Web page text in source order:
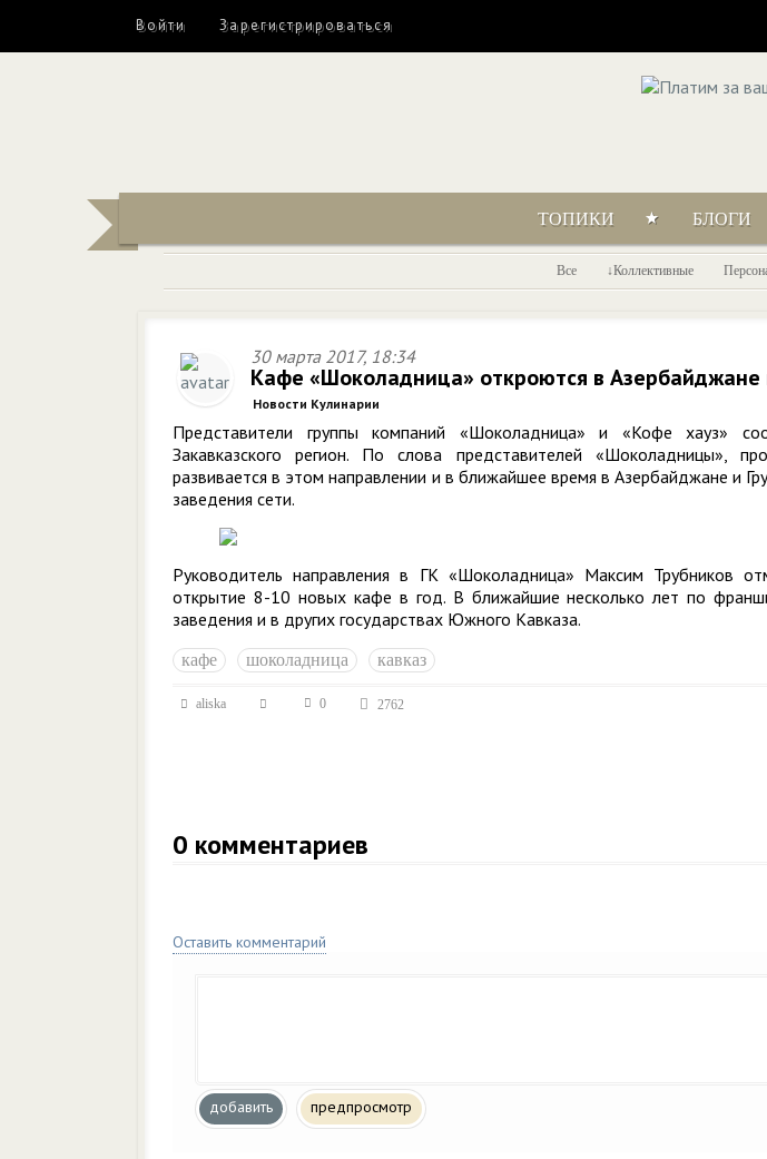
Войти Зарегистрироваться
ТОПИКИ БЛОГИ
Все Коллективные
30 марта 2017, 18:34
Кафе «Шоколадница» откроются в Азербайджане
Новости Кулинарии
Представители группы компаний «Шоколадница» и «Кофе хауз»
Закавказского регион. По слова представителей «Шоколадницы»,
развивается в этом направлении и в ближайшее время в Азербайджане и
заведения сети.
Руководитель направления в ГК «Шоколадница» Максим Трубников
открытие 8-10 новых кафе в год. В ближайшие несколько лет по
заведения и в других государствах Южного Кавказа.
кафе шоколадница кавказ
aliska 0 2762
0 комментариев
Оставить комментарий
добавить предпросмотр